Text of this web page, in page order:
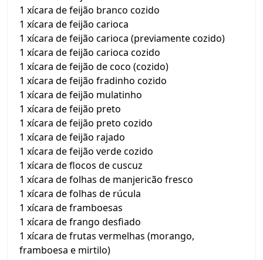
1 xícara de feijão branco cozido
1 xícara de feijão carioca
1 xícara de feijão carioca (previamente cozido)
1 xícara de feijão carioca cozido
1 xícara de feijão de coco (cozido)
1 xícara de feijão fradinho cozido
1 xícara de feijão mulatinho
1 xícara de feijão preto
1 xícara de feijão preto cozido
1 xícara de feijão rajado
1 xícara de feijão verde cozido
1 xícara de flocos de cuscuz
1 xícara de folhas de manjericão fresco
1 xícara de folhas de rúcula
1 xícara de framboesas
1 xícara de frango desfiado
1 xícara de frutas vermelhas (morango,
framboesa e mirtilo)